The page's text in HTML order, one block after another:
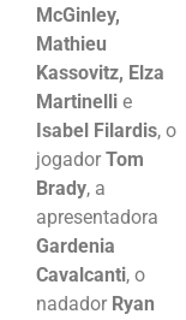
McGinley,
Mathieu
Kassovitz, Elza
Martinelli e
Isabel Filardis, o
jogador Tom
Brady, a
apresentadora
Gardenia
Cavalcanti, o
nadador Ryan